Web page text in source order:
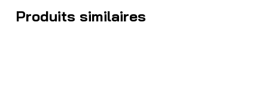
Produits similaires